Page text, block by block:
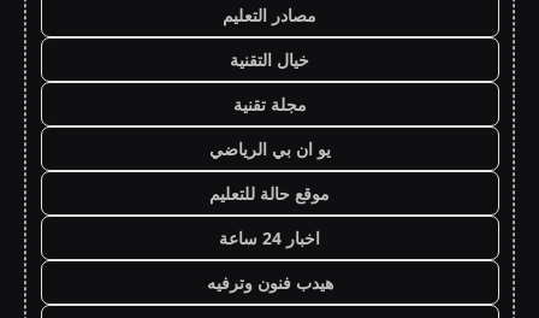
مصادر التعليم
خيال التقنية
مجلة تقنية
يو ان بي الرياضي
موقع حالة للتعليم
اخبار 24 ساعة
هيدب فنون وترفيه